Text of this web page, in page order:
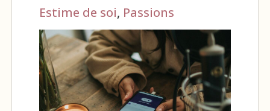
Estime de soi, Passions